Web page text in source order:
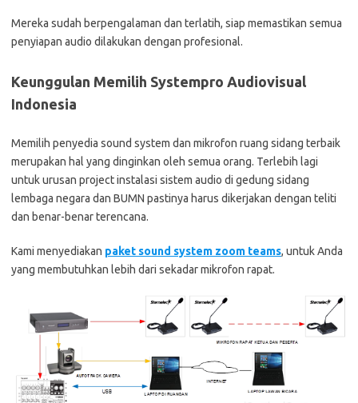
Mereka sudah berpengalaman dan terlatih, siap memastikan semua
penyiapan audio dilakukan dengan profesional.
Keunggulan Memilih Systempro Audiovisual
Indonesia
Memilih penyedia sound system dan mikrofon ruang sidang terbaik
merupakan hal yang dinginkan oleh semua orang. Terlebih lagi
untuk urusan project instalasi sistem audio di gedung sidang
lembaga negara dan BUMN pastinya harus dikerjakan dengan teliti
dan benar-benar terencana.
Kami menyediakan paket sound system zoom teams, untuk Anda
yang membutuhkan lebih dari sekadar mikrofon rapat.